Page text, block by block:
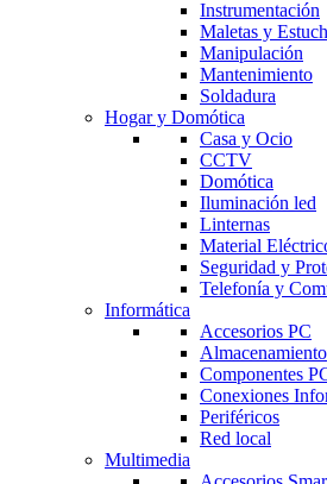
Instrumentación
Maletas y
Manipulación
Mantenimiento
Soldadura
Hogar y Domótica
Casa y Ocio
CCTV
Domótica
Iluminación led
Linternas
Material
Seguridad y
Telefonía y
Informática
Accesorios PC
Almacenamiento
Componentes
Conexiones
Periféricos
Red local
Multimedia